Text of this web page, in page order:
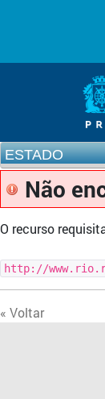
ESTADO
Não
O recurso
http://
« Voltar